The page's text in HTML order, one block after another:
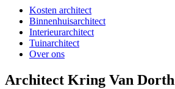
Kosten architect
Binnenhuisarchitect
Interieurarchitect
Tuinarchitect
Over ons
Architect Kring Van Dorth